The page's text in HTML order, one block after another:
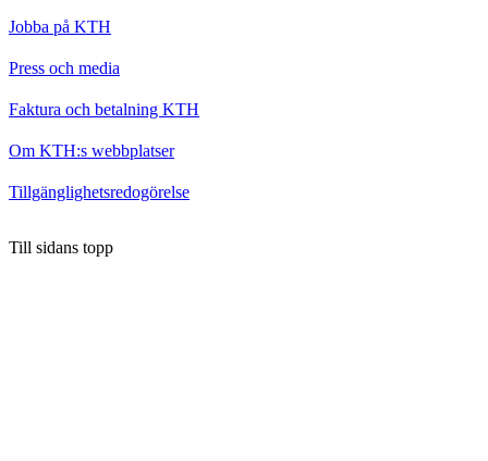
Jobba på KTH
Press och media
Faktura och betalning KTH
Om KTH:s webbplatser
Tillgänglighetsredogörelse
Till sidans topp